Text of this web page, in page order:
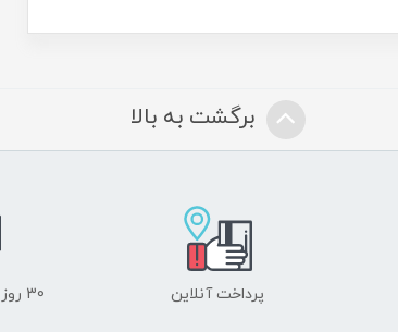
برگشت به بالا
پرداخت آنلاین 30 روز ضمانت بازگشت